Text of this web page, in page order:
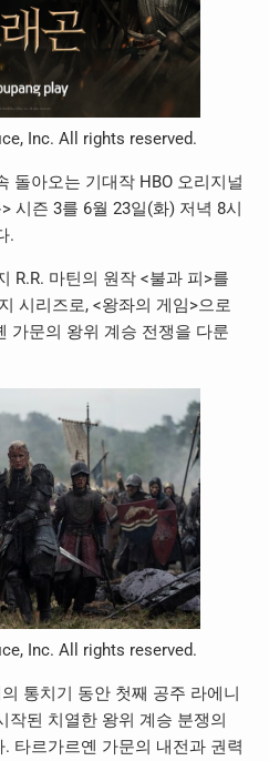
Inc. All rights reserved.
돌아오는 기대작 HBO 오리지널
시즌 3를 6월 23일(화) 저녁 8시
.
R.R. 마틴의 원작 <불과 피>를
시리즈로, <왕좌의 게임>으로
가문의 왕위 계승 전쟁을 다룬
Inc. All rights reserved.
통치기 동안 첫째 공주 라에니
작된 치열한 왕위 계승 분쟁의
타르가르옌 가문의 내전과 권력